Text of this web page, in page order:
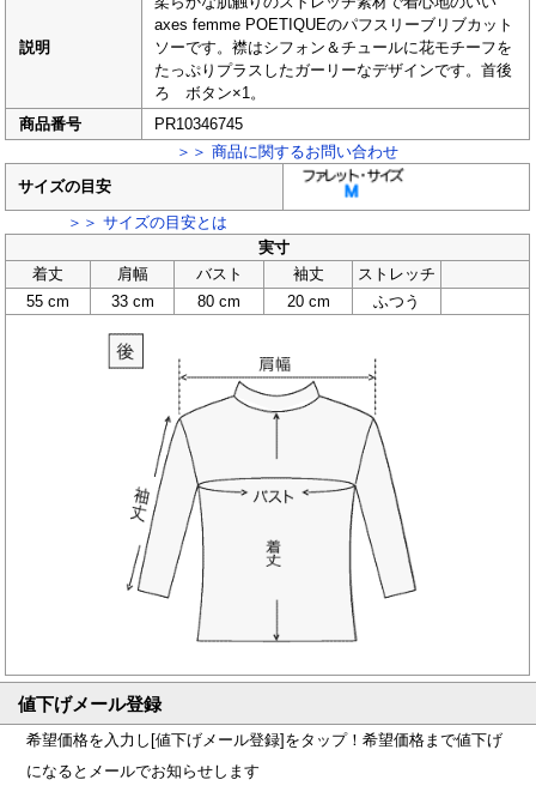
説明
axes femme POETIQUEのパフスリーブリブカット
ソーです。襟はシフォン＆チュールに花モチーフを
たっぷりプラスしたガーリーなデザインです。首後
ろ ボタン×1。
商品番号
PR10346745
＞＞ 商品に関するお問い合わせ
サイズの目安
＞＞ サイズの目安とは
実寸
着丈
肩幅 バスト 袖丈
ストレッチ
55 cm
33 cm 80 cm 20 cm ふつう
値下げメール登録
希望価格を入力し[値下げメール登録]をタップ！希望価格まで値下げ
になるとメールでお知らせします